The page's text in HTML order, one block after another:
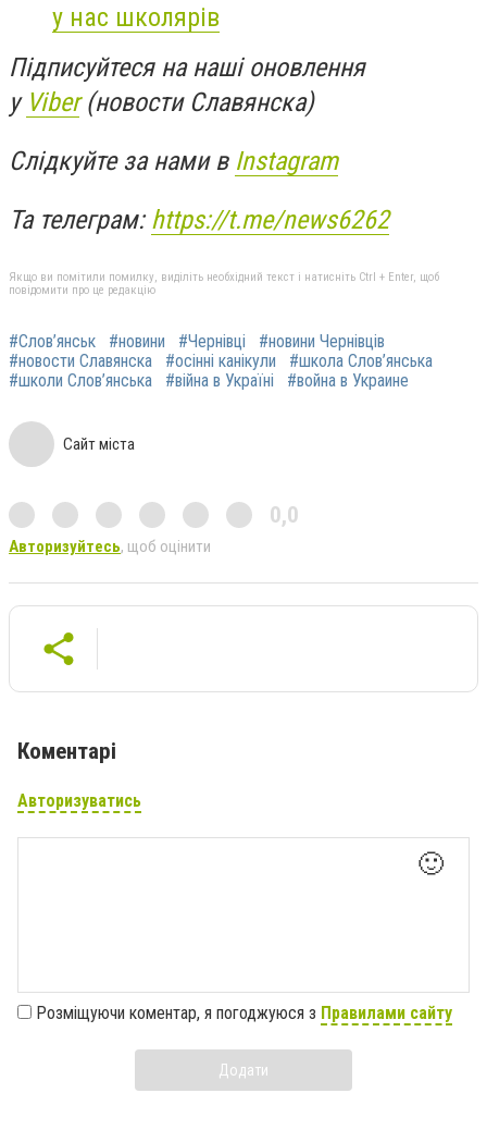
у нас школярів
Підписуйтеся на наші оновлення
у Viber(новости Славянска)
Слідкуйте за нами в Instagram
Та телеграм: https://t.me/news6262
Якщо ви помітили помилку, виділіть необхідний текст і натисніть Ctrl + Enter, щоб
повідомити про це редакцію
#Слов’янськ #новини #Чернівці
#новини Чернівців
#новости Славянска
#осінні канікули
#школа Слов’янська
#школи Слов’янська
#війна в Україні #война в Украине
Сайт міста
0,0
Авторизуйтесь, щоб оцінити
Коментарі
Авторизуватись
🙂
Розміщуючи коментар, я погоджуюся з Правилами сайту
Додати